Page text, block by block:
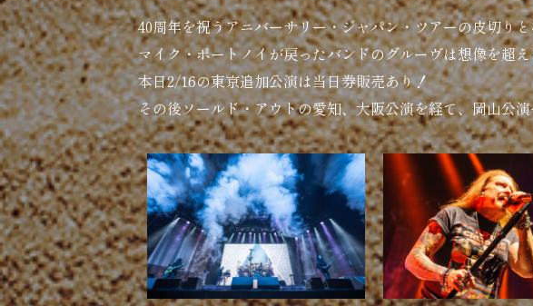
40周年を祝うアニバーサリー・ジャパン・ツアーの皮切り
マイク・ポートノイが戻ったバンドのグルーヴは想像を超
本日2/16の東京追加公演は当日券販売あり！
その後ソールド・アウトの愛知、大阪公演を経て、岡山公